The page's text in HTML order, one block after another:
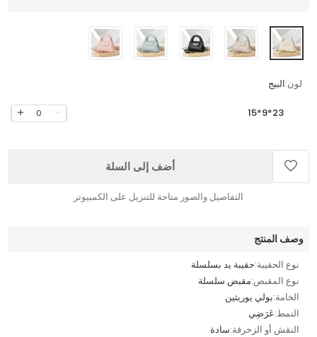
لون:البيج
23*9*15
0
أضف إلى السلة
التفاصيل والصور متاحة للتنزيل على الكمبيوتر
وصف المنتج
نوع الحقيبة:حقيبة يد بسلسلة
نوع المقبض:مقبض سلسلة
الخامة:بولي يوريثين
النمط:عَرَضِي
النقش أو الزخرفة:سادة